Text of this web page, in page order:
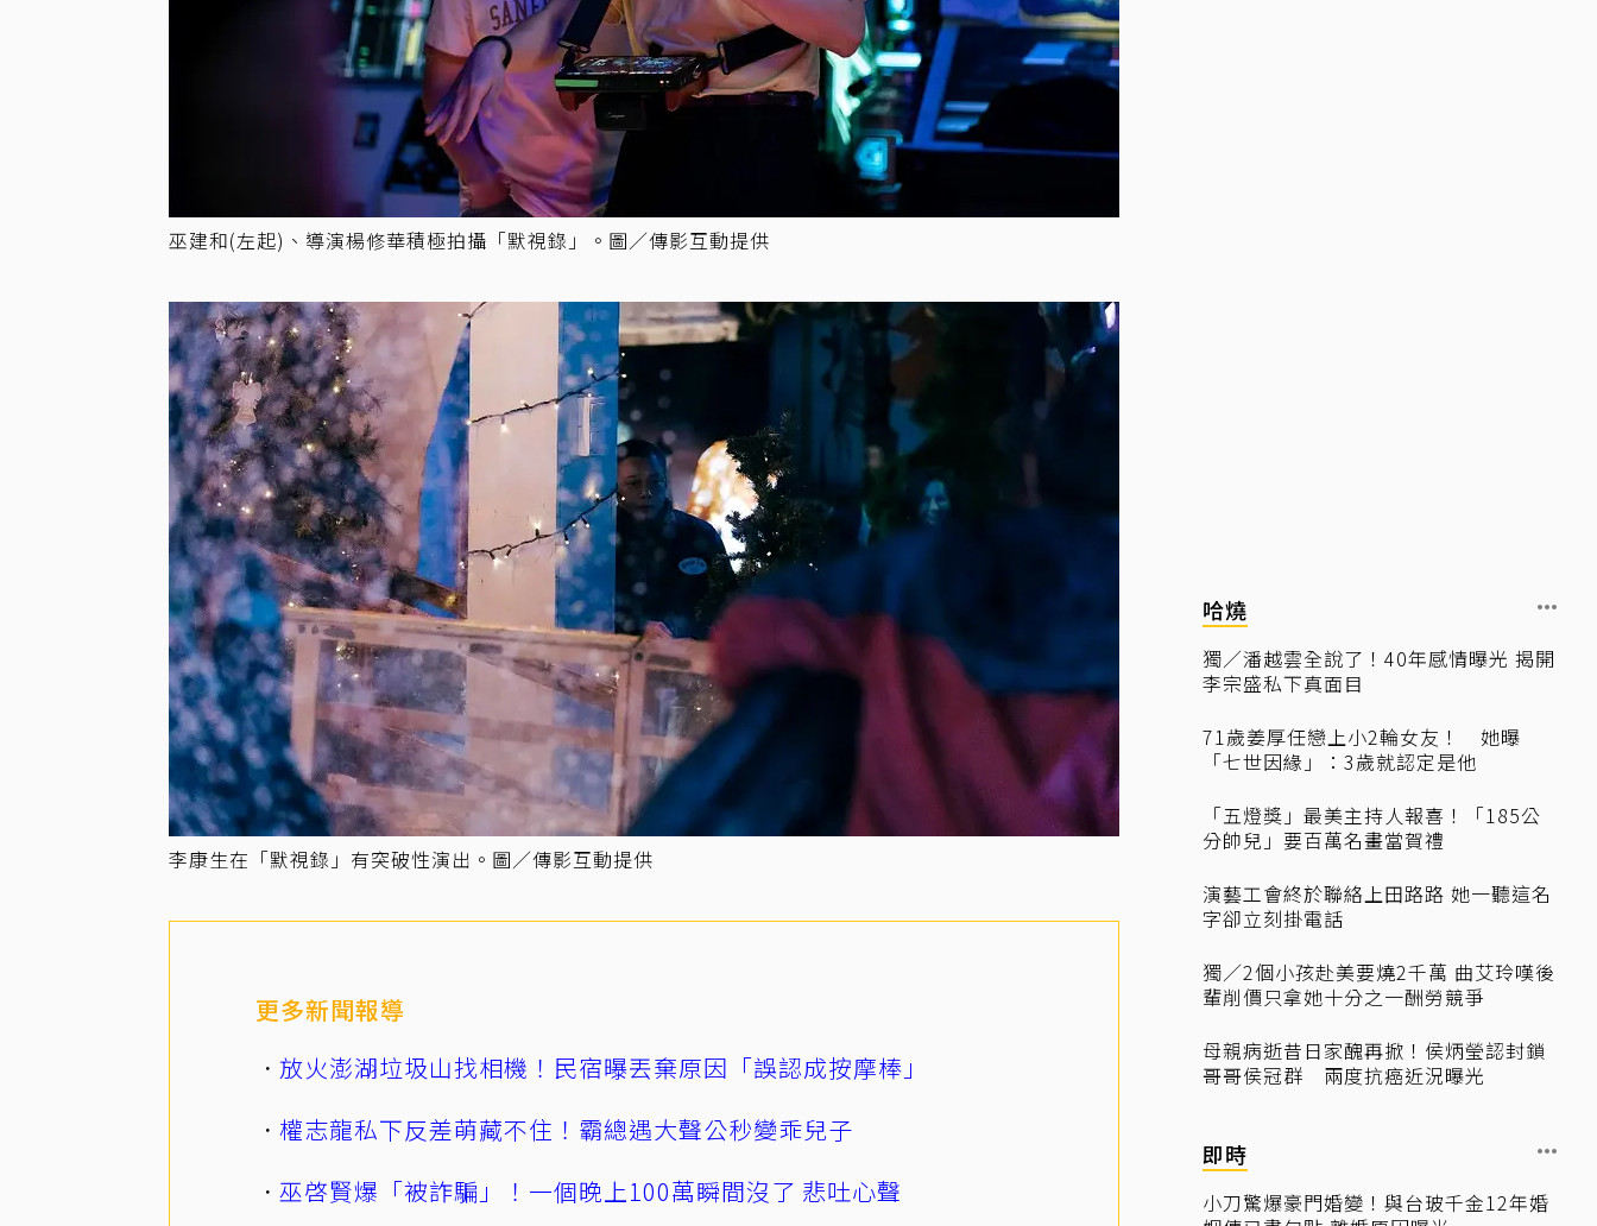
巫建和(左起)、導演楊修華積極拍攝「默視錄」。圖／傳影互動提供
李康生在「默視錄」有突破性演出。圖／傳影互動提供
更多新聞報導
放火澎湖垃圾山找相機！民宿曝丟棄原因「誤認成按摩棒」
權志龍私下反差萌藏不住！霸總遇大聲公秒變乖兒子
巫啓賢爆「被詐騙」！一個晚上100萬瞬間沒了 悲吐心聲
哈燒
獨／潘越雲全說了！40年感情曝光 揭開
李宗盛私下真面目
71歲姜厚任戀上小2輪女友！ 她曝
「七世因緣」：3歲就認定是他
「五燈獎」最美主持人報喜！「185公
分帥兒」要百萬名畫當賀禮
演藝工會終於聯絡上田路路 她一聽這名
字卻立刻掛電話
獨／2個小孩赴美要燒2千萬 曲艾玲嘆後
輩削價只拿她十分之一酬勞競爭
母親病逝昔日家醜再掀！侯炳瑩認封鎖
哥哥侯冠群 兩度抗癌近況曝光
即時
小刀驚爆豪門婚變！與台玻千金12年婚